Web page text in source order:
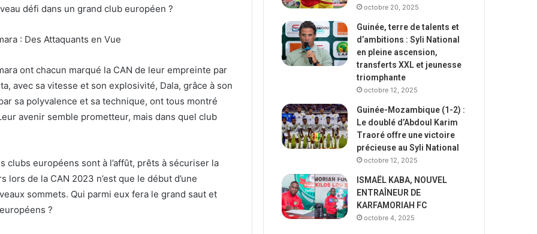
défi dans un grand club européen ?
: Des Attaquants en Vue
ont chacun marqué la CAN de leur empreinte par
avec sa vitesse et son explosivité, Dala, grâce à son
sa polyvalence et sa technique, ont tous montré
avenir semble prometteur, mais dans quel club
européens sont à l’affût, prêts à sécuriser la
de la CAN 2023 n’est que le début d’une
sommets. Qui parmi eux fera le grand saut et
?
octobre 20, 2025
Guinée, terre de talents et
d’ambitions : Syli National
en pleine ascension,
transferts XXL et jeunesse
triomphante
octobre 12, 2025
Guinée-Mozambique (1-2) :
Le doublé d’Abdoul Karim
Traoré offre une victoire
précieuse au Syli National
octobre 12, 2025
ISMAËL KABA, NOUVEL
ENTRAÎNEUR DE
KARFAMORIAH FC
octobre 4, 2025